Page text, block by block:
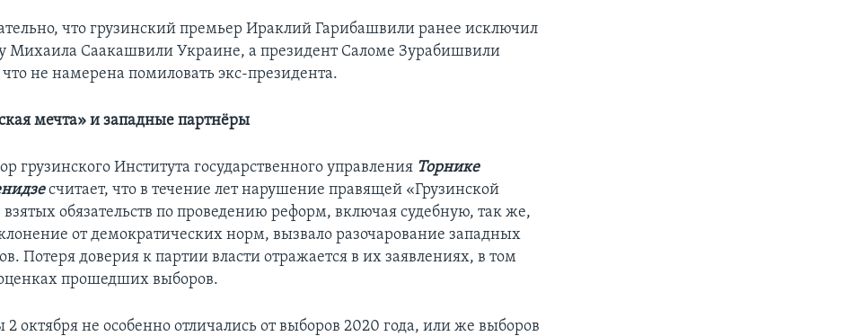
что грузинский премьер Ираклий Гарибашвили ранее исключил
Михаила Саакашвили Украине, а президент Саломе Зурабишвили
что не намерена помиловать экс-президента.
мечта» и западные партнёры
грузинского Института государственного управления Торнике
считает, что в течение лет нарушение правящей «Грузинской
обязательств по проведению реформ, включая судебную, так же,
от демократических норм, вызвало разочарование западных
Потеря доверия к партии власти отражается в их заявлениях, в том
прошедших выборов.
октября не особенно отличались от выборов 2020 года, или же выборов